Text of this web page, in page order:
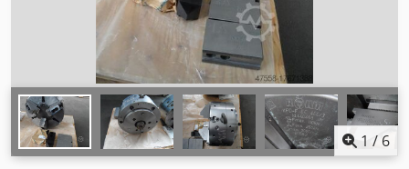
1 / 6